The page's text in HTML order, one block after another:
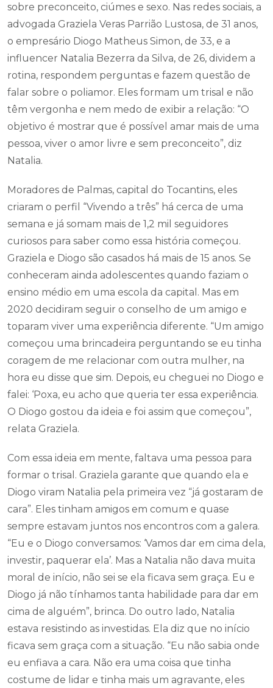
sobre preconceito, ciúmes e sexo. Nas redes sociais, a
advogada Graziela Veras Parrião Lustosa, de 31 anos,
o empresário Diogo Matheus Simon, de 33, e a
influencer Natalia Bezerra da Silva, de 26, dividem a
rotina, respondem perguntas e fazem questão de
falar sobre o poliamor. Eles formam um trisal e não
têm vergonha e nem medo de exibir a relação: “O
objetivo é mostrar que é possível amar mais de uma
pessoa, viver o amor livre e sem preconceito”, diz
Natalia.
Moradores de Palmas, capital do Tocantins, eles
criaram o perfil “Vivendo a três” há cerca de uma
semana e já somam mais de 1,2 mil seguidores
curiosos para saber como essa história começou.
Graziela e Diogo são casados há mais de 15 anos. Se
conheceram ainda adolescentes quando faziam o
ensino médio em uma escola da capital. Mas em
2020 decidiram seguir o conselho de um amigo e
toparam viver uma experiência diferente. “Um amigo
começou uma brincadeira perguntando se eu tinha
coragem de me relacionar com outra mulher, na
hora eu disse que sim. Depois, eu cheguei no Diogo e
falei: ‘Poxa, eu acho que queria ter essa experiência.
O Diogo gostou da ideia e foi assim que começou”,
relata Graziela.
Com essa ideia em mente, faltava uma pessoa para
formar o trisal. Graziela garante que quando ela e
Diogo viram Natalia pela primeira vez “já gostaram de
cara”. Eles tinham amigos em comum e quase
sempre estavam juntos nos encontros com a galera.
“Eu e o Diogo conversamos: ‘Vamos dar em cima dela,
investir, paquerar ela’. Mas a Natalia não dava muita
moral de início, não sei se ela ficava sem graça. Eu e
Diogo já não tínhamos tanta habilidade para dar em
cima de alguém”, brinca. Do outro lado, Natalia
estava resistindo as investidas. Ela diz que no início
ficava sem graça com a situação. “Eu não sabia onde
eu enfiava a cara. Não era uma coisa que tinha
costume de lidar e tinha mais um agravante, eles